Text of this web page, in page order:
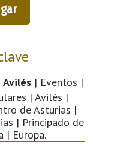
Avilés | Eventos |
| Avilés |
de Asturias |
| Principado de
| Europa.